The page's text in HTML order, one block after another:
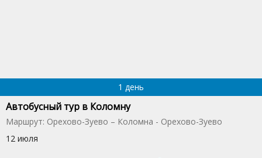
1 день
Автобусный тур в Коломну
Маршрут: Орехово-Зуево – Коломна - Орехово-Зуево
12 июля